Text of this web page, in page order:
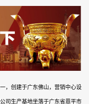
，创建于广东佛山，营销中心设
司生产基地坐落于广东省恩平市